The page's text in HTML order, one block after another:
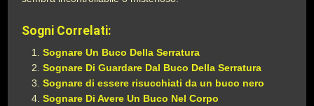
Sogni Correlati:
Sognare Un Buco Della Serratura
Sognare Di Guardare Dal Buco Della Serratura
Sognare di essere risucchiati da un buco nero
Sognare Di Avere Un Buco Nel Corpo